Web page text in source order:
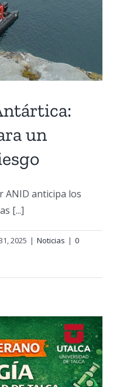
un
ANID anticipa los
[...]
2025 | Noticias | 0